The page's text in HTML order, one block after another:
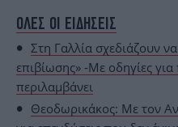
ΟΛΕΣ ΟΙ ΕΙΔΗΣΕΙΣ
Στη Γαλλία σχεδιάζουν
επιβίωσης» -Με οδηγίες
περιλαμβάνει
Θεοδωρικάκος: Με τον